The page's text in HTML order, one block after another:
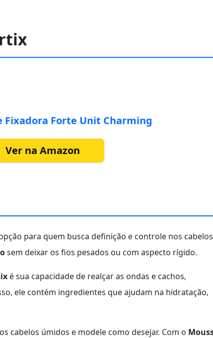
Fixadora Forte Unit Charming
Ver na Amazon
para quem busca definição e controle nos
sem deixar os fios pesados ou com aspecto rígido.
é sua capacidade de realçar as ondas e cachos,
ele contém ingredientes que ajudam na hidratação,
cabelos úmidos e modele como desejar. Com o